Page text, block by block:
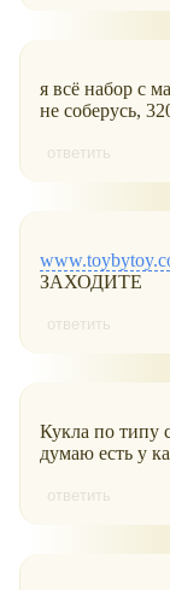
я всё набор с
не соберусь,
ответить
ЗАХОДИТЕ
ответить
Кукла по типу
думаю есть у
ответить